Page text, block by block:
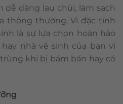
dễ dàng lau chùi, làm sạch
thông thường. Vì đặc tính
là sự lựa chọn hoàn hảo
nhà vệ sinh của bạn vì
khi bị bám bẩn hay có